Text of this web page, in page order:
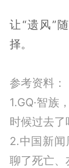
让“遗风”
择。
参考资料：
1.GQ·智族
时候过去了
2.中国新
聊了死亡